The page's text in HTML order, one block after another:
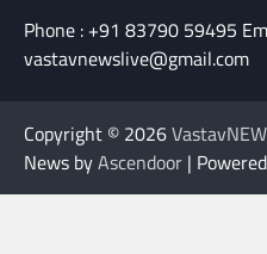
Phone : +91 83790 59495
vastavnewslive@gmail.com
Copyright © 2026
News byAscendoor |